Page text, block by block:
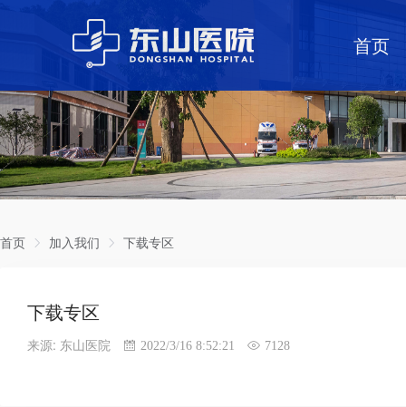
首页
首页 加入我们 下载专区
下载专区
来源: 东山医院 2022/3/16 8:52:21 7128